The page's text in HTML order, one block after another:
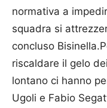
normativa a
squadra si
concluso
riscaldare il gelo
lontano ci hanno
Ugoli e Fabio